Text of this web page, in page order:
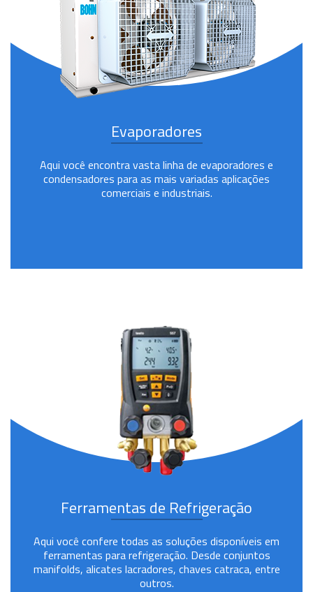
Evaporadores
Aqui você encontra vasta linha de evaporadores e
condensadores para as mais variadas aplicações
comerciais e industriais.
Ferramentas de Refrigeração
Aqui você confere todas as soluções disponíveis em
ferramentas para refrigeração. Desde conjuntos
manifolds, alicates lacradores, chaves catraca, entre
outros.